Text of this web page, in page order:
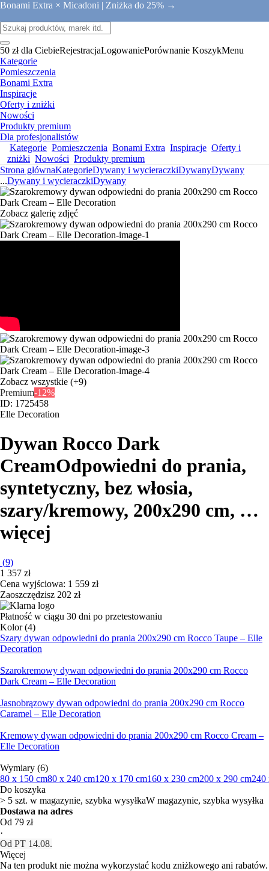
Bonami Extra × Micadoni | Zniżka do 25% →
50 zł dla CiebieRejestracjaLogowaniePorównanie KoszykMenu
Kategorie
Pomieszczenia
Bonami Extra
Inspiracje
Oferty i zniżki
Nowości
Produkty premium
Dla profesjonalistów
Kategorie Pomieszczenia Bonami Extra Inspiracje Oferty i
zniżki Nowości Produkty premium
Strona głównaKategorieDywany i wycieraczkiDywanyDywany
...Dywany i wycieraczkiDywany
Zobacz galerię zdjęć
Zobacz wszystkie (+9)
Premium-12%
ID: 1725458
Elle Decoration
Dywan Rocco Dark
CreamOdpowiedni do prania,
syntetyczny, bez włosia,
szary/kremowy, 200x290 cm, …
więcej
(9)
1 357 zł
Cena wyjściowa: 1 559 zł
Zaoszczędzisz 202 zł
Płatność w ciągu 30 dni po przetestowaniu
Kolor (4)
Szary dywan odpowiedni do prania 200x290 cm Rocco Taupe – Elle
Decoration
Szarokremowy dywan odpowiedni do prania 200x290 cm Rocco
Dark Cream – Elle Decoration
Jasnobrązowy dywan odpowiedni do prania 200x290 cm Rocco
Caramel – Elle Decoration
Kremowy dywan odpowiedni do prania 200x290 cm Rocco Cream –
Elle Decoration
Wymiary (6)
80 x 150 cm80 x 240 cm120 x 170 cm160 x 230 cm200 x 290 cm240
Do koszyka
> 5 szt. w magazynie, szybka wysyłkaW magazynie, szybka wysyłka
Dostawa na adres
Od 79 zł
·
Od PT 14.08.
Więcej
Na ten produkt nie można wykorzystać kodu zniżkowego ani rabatów.